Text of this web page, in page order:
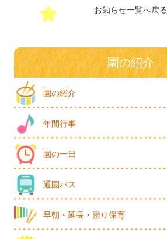
お知らせ一覧へ戻る
園の紹介
園の紹介
年間行事
園の一日
通園バス
早朝・延長・預り保育